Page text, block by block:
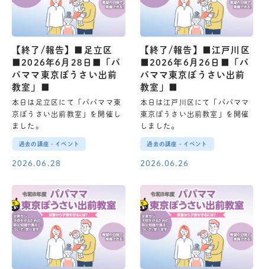
【終了/報告】■足立区
■2026年6月28日■「パ
パママ東京ぼうさい出前
教室」■
本日は足立区にて「パパママ東
京ぼうさい出前教室」を開催し
ました。
過去の講座・イベント
2026.06.28
【終了/報告】■江戸川区
■2026年6月26日■「パ
パママ東京ぼうさい出前
教室」■
本日は江戸川区にて「パパママ
東京ぼうさい出前教室」を開催
しました。
過去の講座・イベント
2026.06.26